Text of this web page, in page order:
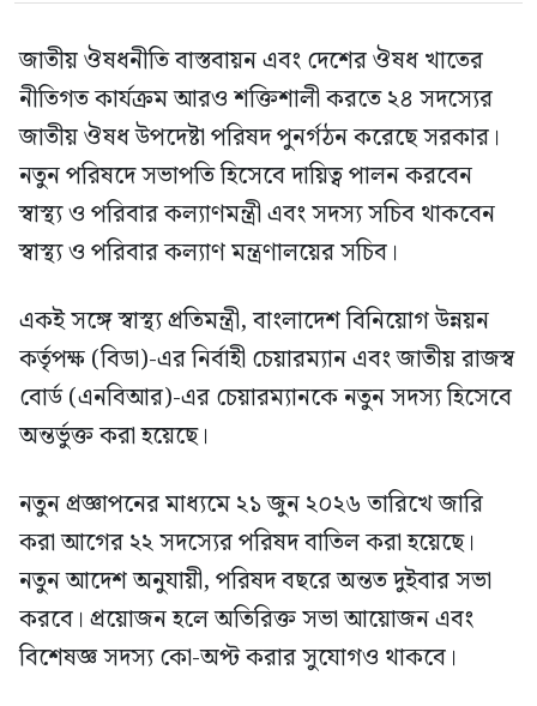
জাতীয় ঔষধনীতি বাস্তবায়ন এবং দেশের ঔষধ খাতের
নীতিগত কার্যক্রম আরও শক্তিশালী করতে ২৪ সদস্যের
জাতীয় ঔষধ উপদেষ্টা পরিষদ পুনর্গঠন করেছে সরকার।
নতুন পরিষদে সভাপতি হিসেবে দায়িত্ব পালন করবেন
স্বাস্থ্য ও পরিবার কল্যাণমন্ত্রী এবং সদস্য সচিব থাকবেন
স্বাস্থ্য ও পরিবার কল্যাণ মন্ত্রণালয়ের সচিব।
একই সঙ্গে স্বাস্থ্য প্রতিমন্ত্রী, বাংলাদেশ বিনিয়োগ উন্নয়ন
কর্তৃপক্ষ (বিডা)-এর নির্বাহী চেয়ারম্যান এবং জাতীয় রাজস্ব
বোর্ড (এনবিআর)-এর চেয়ারম্যানকে নতুন সদস্য হিসেবে
অন্তর্ভুক্ত করা হয়েছে।
নতুন প্রজ্ঞাপনের মাধ্যমে ২১ জুন ২০২৬ তারিখে জারি
করা আগের ২২ সদস্যের পরিষদ বাতিল করা হয়েছে।
নতুন আদেশ অনুযায়ী, পরিষদ বছরে অন্তত দুইবার সভা
করবে। প্রয়োজন হলে অতিরিক্ত সভা আয়োজন এবং
বিশেষজ্ঞ সদস্য কো-অপ্ট করার সুযোগও থাকবে।